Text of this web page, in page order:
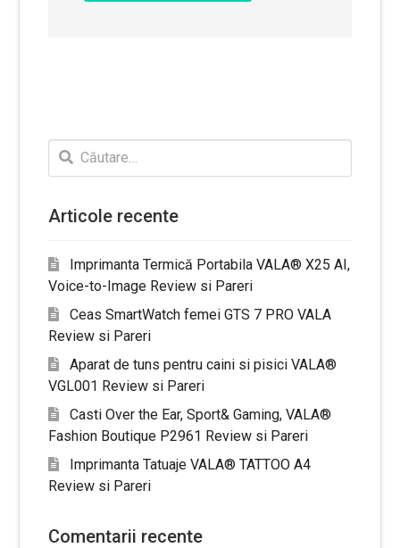
Caută
după:
Articole recente
Imprimanta Termică Portabila VALA® X25 AI,
Voice-to-Image Review si Pareri
Ceas SmartWatch femei GTS 7 PRO VALA
Review si Pareri
Aparat de tuns pentru caini si pisici VALA®
VGL001 Review si Pareri
Casti Over the Ear, Sport& Gaming, VALA®
Fashion Boutique P2961 Review si Pareri
Imprimanta Tatuaje VALA® TATTOO A4
Review si Pareri
Comentarii recente